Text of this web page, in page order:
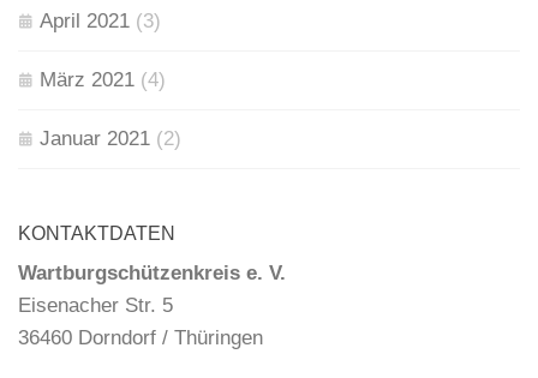
April 2021 (3)
März 2021 (4)
Januar 2021 (2)
KONTAKTDATEN
Wartburgschützenkreis e. V.
Eisenacher Str. 5
36460 Dorndorf / Thüringen